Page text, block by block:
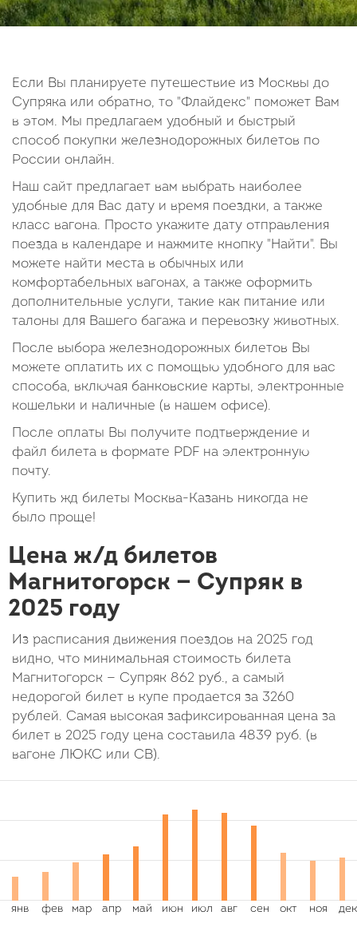
Если Вы планируете путешествие из Москвы до
Супряка или обратно, то "Флайдекс" поможет Вам
в этом. Мы предлагаем удобный и быстрый
способ покупки железнодорожных билетов по
России онлайн.
Наш сайт предлагает вам выбрать наиболее
удобные для Вас дату и время поездки, а также
класс вагона. Просто укажите дату отправления
поезда в календаре и нажмите кнопку "Найти". Вы
можете найти места в обычных или
комфортабельных вагонах, а также оформить
дополнительные услуги, такие как питание или
талоны для Вашего багажа и перевозку животных.
После выбора железнодорожных билетов Вы
можете оплатить их с помощью удобного для вас
способа, включая банковские карты, электронные
кошельки и наличные (в нашем офисе).
После оплаты Вы получите подтверждение и
файл билета в формате PDF на электронную
почту.
Купить жд билеты Москва-Казань никогда не
было проще!
Цена ж/д билетов
Магнитогорск — Супряк в
2025 году
Из расписания движения поездов на 2025 год
видно, что минимальная стоимость билета
Магнитогорск — Супряк 862 руб., а самый
недорогой билет в купе продается за 3260
рублей. Самая высокая зафиксированная цена за
билет в 2025 году цена составила 4839 руб. (в
вагоне ЛЮКС или СВ).
14
15 16 17 18 19
20
Октябрь 2026
5
6 7 8 9 10
11
12
13 14 15 16 17
18
19
20 21 22 23
31